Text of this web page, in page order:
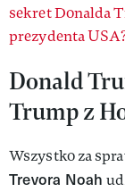
sekret Donalda
prezydenta
Donald
Trump z
Wszystko za
Trevora Noah